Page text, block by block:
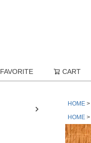
FAVORITE CART
HOME
HOME